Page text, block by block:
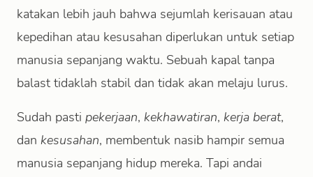
katakan lebih jauh bahwa sejumlah kerisauan atau
kepedihan atau kesusahan diperlukan untuk setiap
manusia sepanjang waktu. Sebuah kapal tanpa
balast tidaklah stabil dan tidak akan melaju lurus.
Sudah pasti pekerjaan, kekhawatiran, kerja berat,
dan kesusahan, membentuk nasib hampir semua
manusia sepanjang hidup mereka. Tapi andai